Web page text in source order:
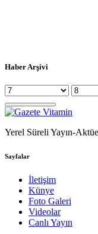
Haber Arşivi
Yerel Süreli Yayın-
Sayfalar
İletişim
Künye
Foto Galeri
Videolar
Canlı Yayın